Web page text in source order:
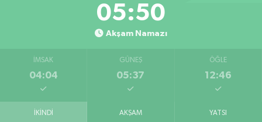
05:49
Akşam Namazı
İMSAK
04:04
GÜNEŞ
05:37
ÖĞLE
12:46
İKINDI AKŞAM YATSI